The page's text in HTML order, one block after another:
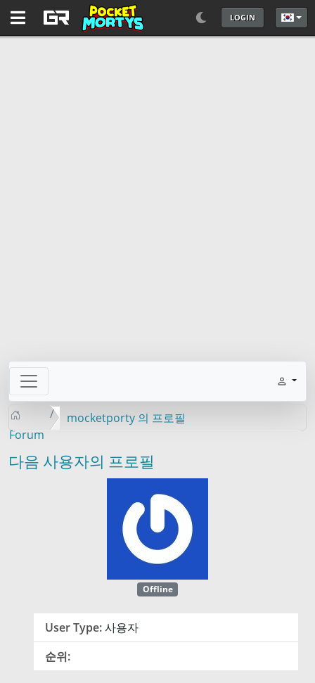
LOGIN 언어를
Forum
mocketporty 의 프로필
다음 사용자의 프로필
Offline
User Type:사용자
순위: